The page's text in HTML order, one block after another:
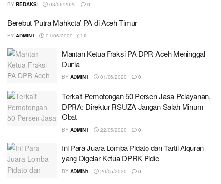
BY REDAKSI 03/06/2020 0
Berebut ‘Putra Mahkota’ PA di Aceh Timur
BY ADMIN1 01/06/2020 0
Mantan Ketua Fraksi PA DPR Aceh Meninggal
Dunia
BY ADMIN1 01/06/2020 0
Terkait Pemotongan 50 Persen Jasa Pelayanan,
DPRA: Direktur RSUZA Jangan Salah Minum
Obat
BY ADMIN1 22/05/2020 0
Ini Para Juara Lomba Pidato dan Tartil Alquran
yang Digelar Ketua DPRK Pidie
BY ADMIN1 20/05/2020 0